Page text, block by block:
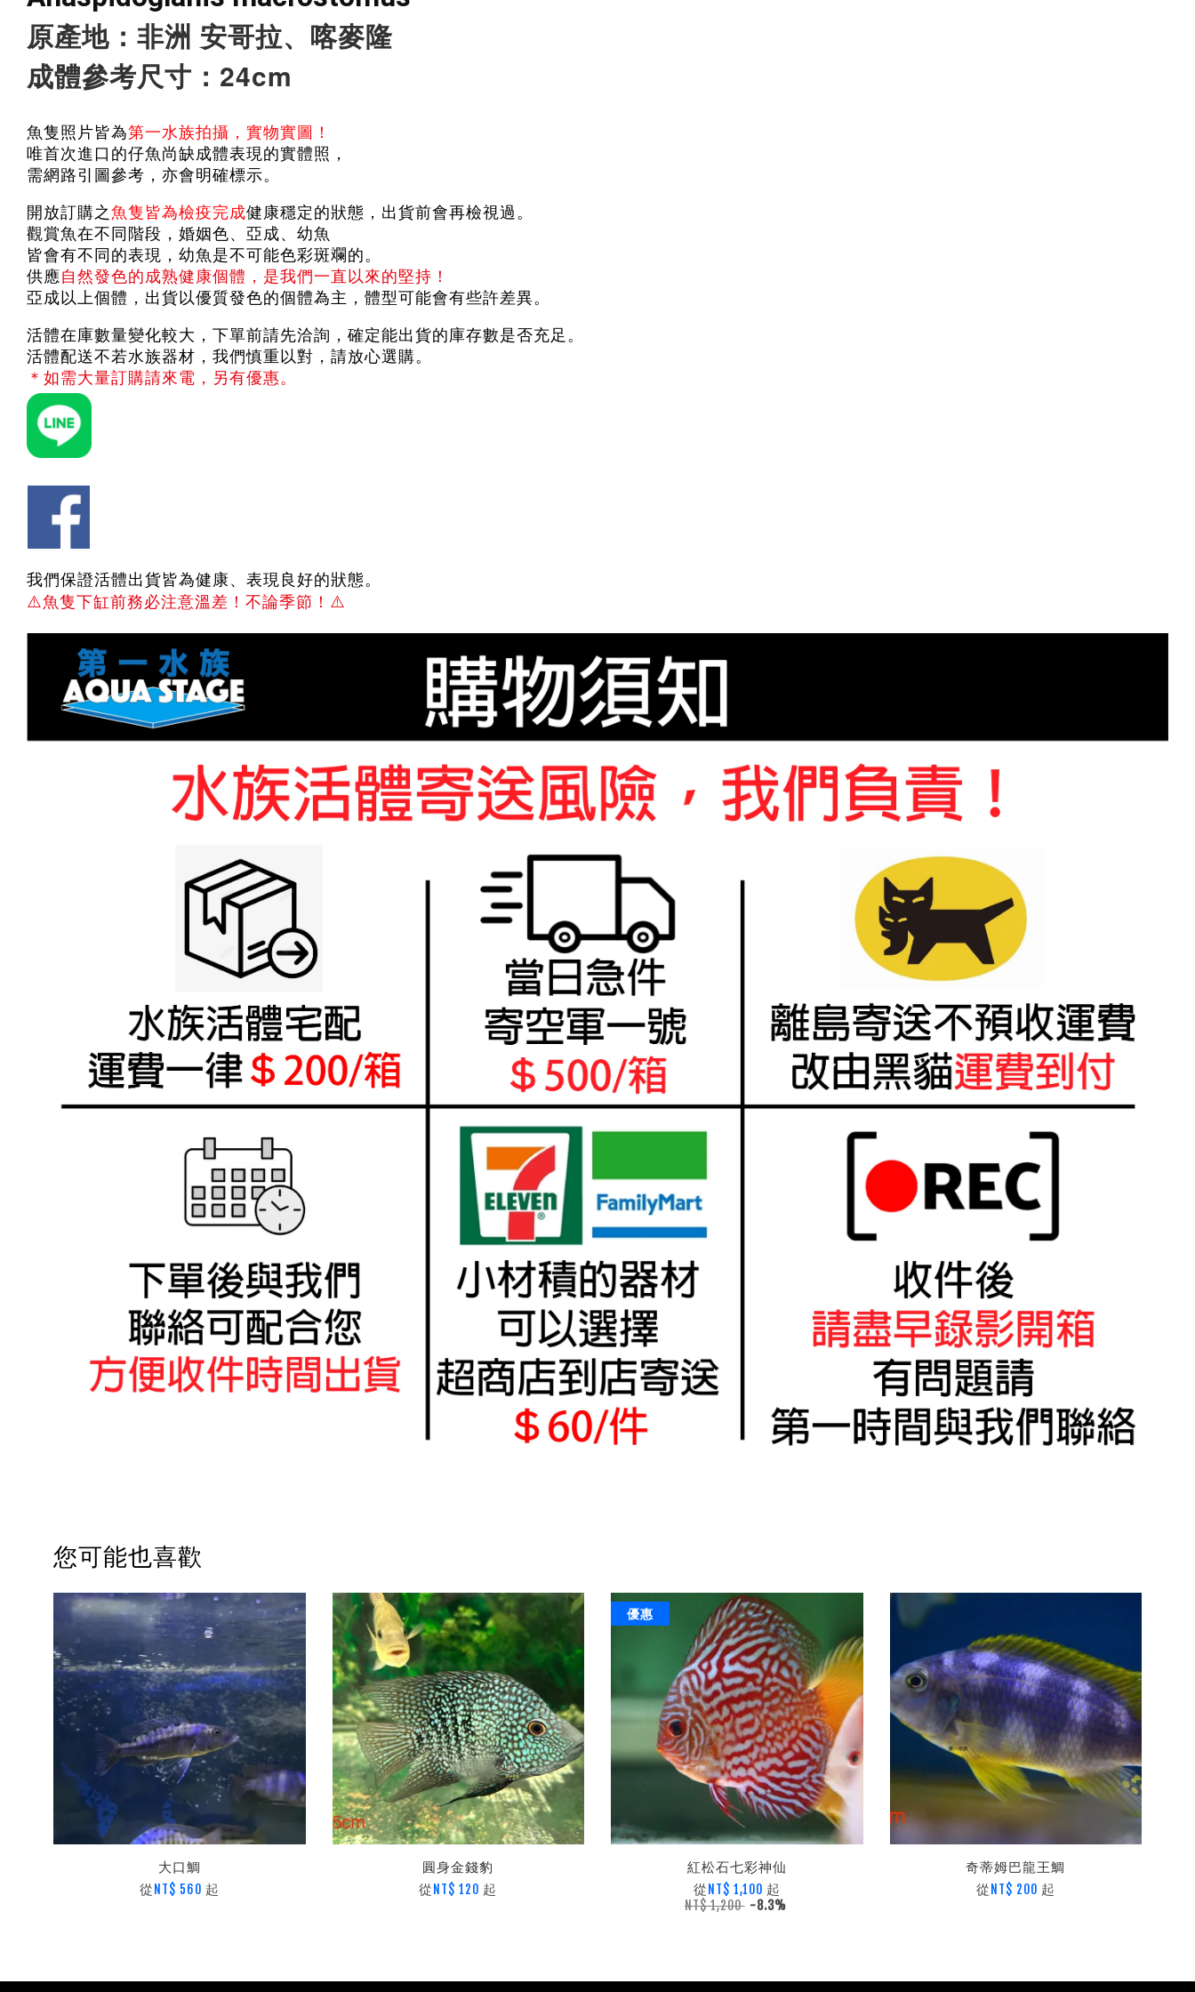
原產地：非洲 安哥拉、喀麥隆
成體參考尺寸：24cm
魚隻照片皆為第一水族拍攝，實物實圖！
唯首次進口的仔魚尚缺成體表現的實體照，
需網路引圖參考，亦會明確標示。
開放訂購之 魚隻皆為檢疫完成健康穩定的狀態，出貨前會再檢視過。
觀賞魚在不同階段，婚姻色、亞成、幼魚
皆會有不同的表現，幼魚是不可能色彩斑斕的。
供應自然發色的成熟健康個體，是我們一直以來的堅持！
亞成以上個體，出貨以優質發色的個體為主，體型可能會有些許差異。
活體在庫數量變化較大，下單前請先洽詢，確定能出貨的庫存數是否充足。
活體配送不若水族器材，我們慎重以對，請放心選購。
＊如需大量訂購請來電，另有優惠。
我們保證活體出貨皆為健康、表現良好的狀態。
⚠️魚隻下缸前務必注意溫差！不論季節！ ⚠️
您可能也喜歡
大口鯛
從 NT$ 560 起
圓身金錢豹
從 NT$ 120 起
優惠
紅松石七彩神仙
從 NT$ 1,100 起
NT$ 1,200 -8.3%
奇蒂姆巴龍王鯛
從 NT$ 200 起